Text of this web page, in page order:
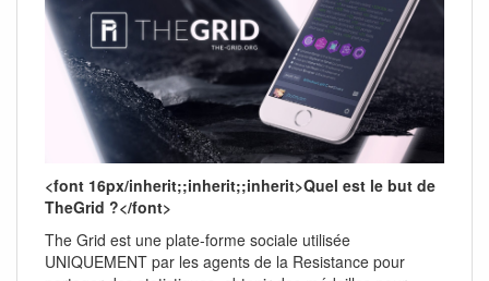
<font 16px/inherit;;inherit;;inherit>Quel est le but de
TheGrid ?</font>
The Grid est une plate-forme sociale utilisée
UNIQUEMENT par les agents de la Resistance pour